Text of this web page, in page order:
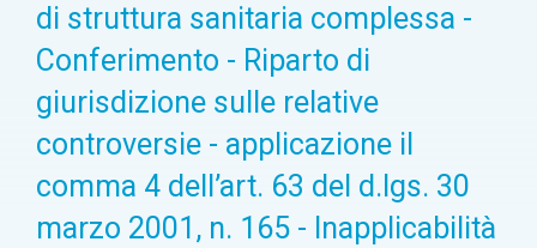
di struttura sanitaria complessa -
Conferimento - Riparto di
giurisdizione sulle relative
controversie - applicazione il
comma 4 dell’art. 63 del d.lgs. 30
marzo 2001, n. 165 - Inapplicabilità